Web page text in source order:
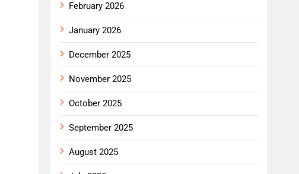
February 2026
January 2026
December 2025
November 2025
October 2025
September 2025
August 2025